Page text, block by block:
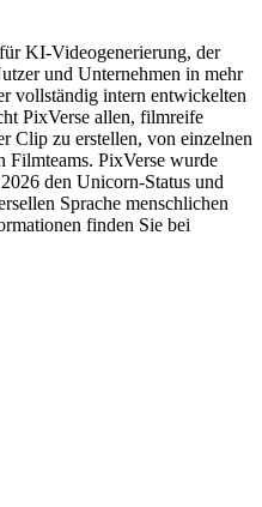
KI-Videogenerierung, der
und Unternehmen in mehr
vollständig intern entwickelten
PixVerse allen, filmreife
Clip zu erstellen, von einzelnen
Filmteams. PixVerse wurde
den Unicorn-Status und
Sprache menschlichen
finden Sie bei